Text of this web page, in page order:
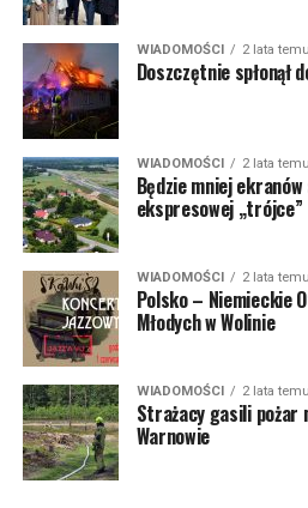
WIADOMOŚCI 2 lata temu
Doszczętnie spłonął
WIADOMOŚCI 2 lata temu
Będzie mniej
ekspresowej „trójce”
WIADOMOŚCI 2 lata temu
Polsko – Niemieckie
Młodych w Wolinie
WIADOMOŚCI 2 lata temu
Strażacy gasili pożar
Warnowie